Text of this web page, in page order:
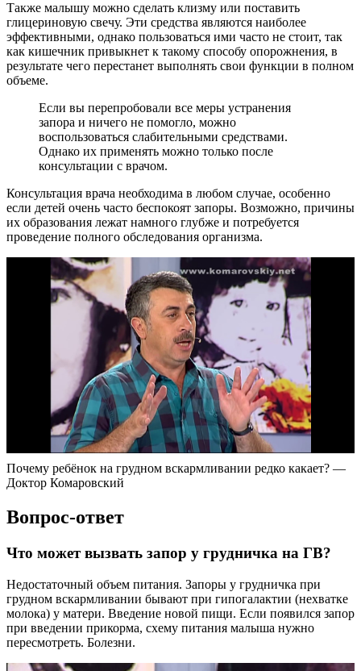
Также малышу можно сделать клизму или поставить
глицериновую свечу. Эти средства являются наиболее
эффективными, однако пользоваться ими часто не стоит, так
как кишечник привыкнет к такому способу опорожнения, в
результате чего перестанет выполнять свои функции в полном
объеме.
Если вы перепробовали все меры устранения
запора и ничего не помогло, можно
воспользоваться слабительными средствами.
Однако их применять можно только после
консультации с врачом.
Консультация врача необходима в любом случае, особенно
если детей очень часто беспокоят запоры. Возможно, причины
их образования лежат намного глубже и потребуется
проведение полного обследования организма.
Почему ребёнок на грудном вскармливании редко какает? —
Доктор Комаровский
Вопрос-ответ
Что может вызвать запор у грудничка на ГВ?
Недостаточный объем питания. Запоры у грудничка при
грудном вскармливании бывают при гипогалактии (нехватке
молока) у матери. Введение новой пищи. Если появился запор
при введении прикорма, схему питания малыша нужно
пересмотреть. Болезни.